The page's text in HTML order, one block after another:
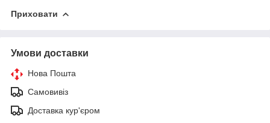
Приховати
Умови доставки
Нова Пошта
Самовивіз
Доставка кур'єром